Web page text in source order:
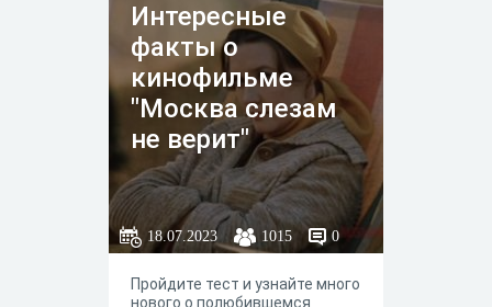
Интересные
факты о
кинофильме
"Москва слезам
не верит"
18.07.2023 1015 0
Пройдите тест и узнайте много
нового о полюбившемся